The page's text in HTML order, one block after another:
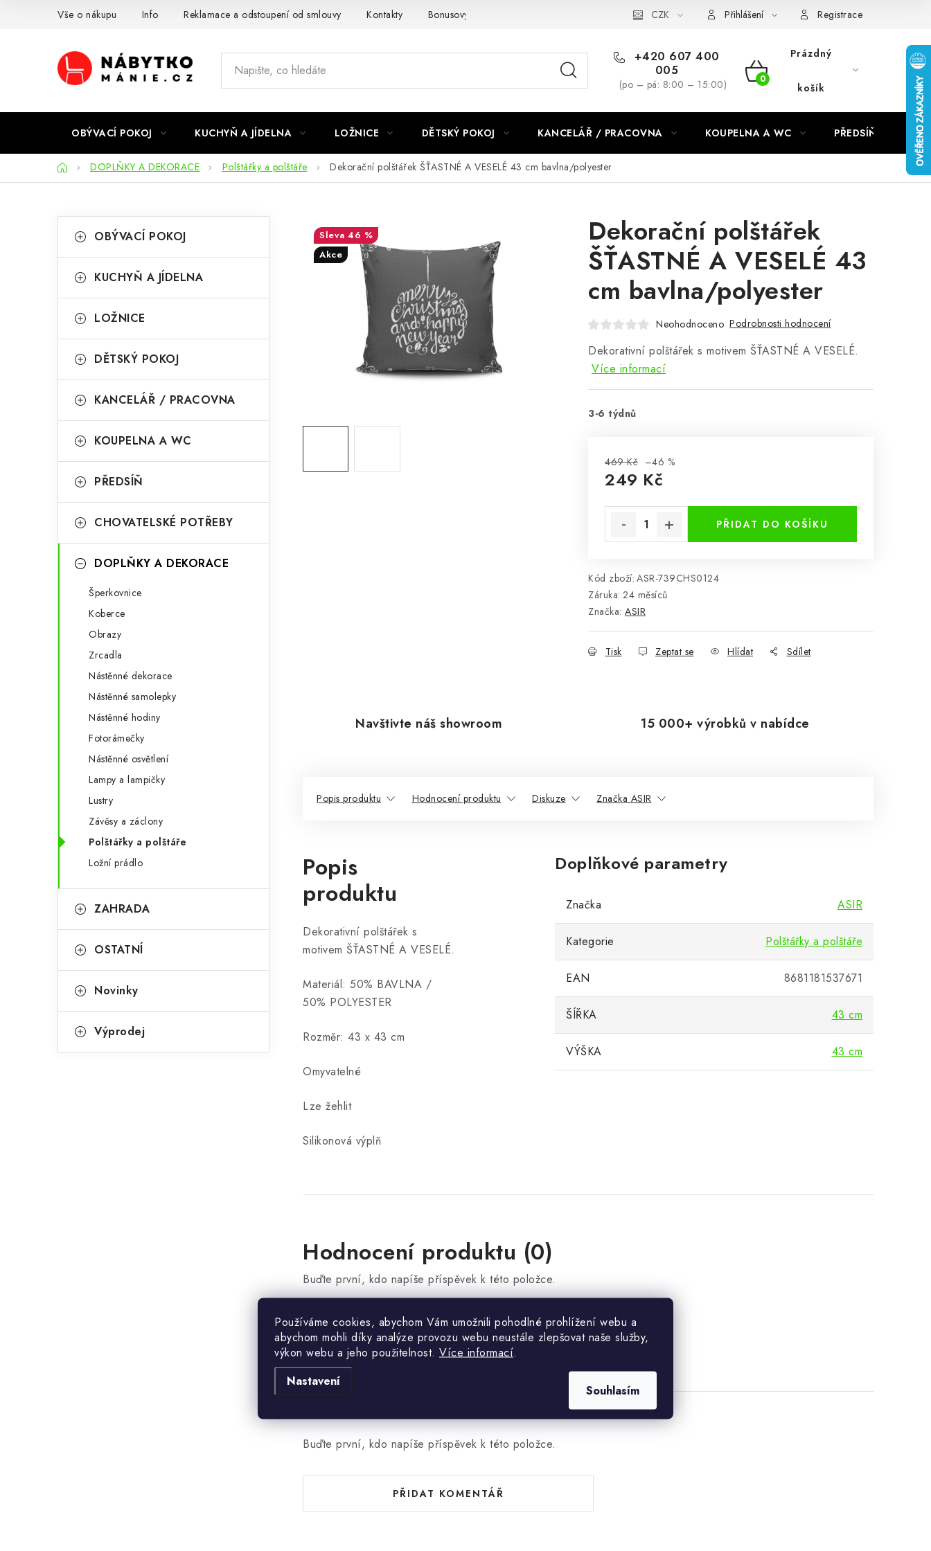
Používáme cookies, abychom Vám umožnili pohodlné prohlížení webu a
abychom mohli díky analýze provozu webu neustále zlepšovat naše služby,
výkon webu a jeho použitelnost. Více informací.
Nastavení
Souhlasím
Vše o nákupu Info Reklamace a odstoupení od smlouvy Kontakty Bonusový program NBM+ CZK Přihlášení Registrace
+420 607 400
005
(po – pá: 8:00 – 15:00)
NÁKUPNÍ
Prázdný
košík
OBÝVACÍ POKOJ KUCHYŇ A JÍDELNA LOŽNICE DĚTSKÝ POKOJ KANCELÁŘ / PRACOVNA KOUPELNA A WC PŘEDSÍŇ
DomůDOPLŇKY A DEKORACE Polštářky a polštáře Dekorační polštářek ŠŤASTNÉ A VESELÉ 43 cm bavlna/polyester
o
t
r
n
n
p
e
kategorie
a
e
o
i
OBÝVACÍ POKOJ
KUCHYŇ A JÍDELNA
LOŽNICE
DĚTSKÝ POKOJ
KANCELÁŘ / PRACOVNA
KOUPELNA A WC
PŘEDSÍŇ
CHOVATELSKÉ POTŘEBY
DOPLŇKY A DEKORACE
Šperkovnice
Koberce
Obrazy
Zrcadla
Nástěnné dekorace
Nástěnné samolepky
Nástěnné hodiny
Fotorámečky
Nástěnné osvětlení
Lampy a lampičky
Lustry
Závěsy a záclony
Polštářky a polštáře
Ložní prádlo
ZAHRADA
OSTATNÍ
Novinky
Výprodej
Dekorační polštářek
ŠŤASTNÉ A VESELÉ 43
cm bavlna/polyester
Neohodnoceno Podrobnosti hodnocení
Dekorativní polštářek s motivem ŠŤASTNÉ A VESELÉ.
Více informací
3-6 týdnů
469 Kč –46 %
249 Kč
PŘIDAT DO KOŠÍKU
Kód zboží: ASR-739CHS0124
Záruka: 24 měsíců
Značka: ASIR
Tisk Zeptat se Hlídat Sdílet
46 %
Akce
Navštivte náš showroom 15 000+ výrobků v nabídce
Popis produktu Hodnocení produktu Diskuze Značka ASIR
Popis
produktu
Dekorativní polštářek s
motivem ŠŤASTNÉ A VESELÉ.
Materiál: 50% BAVLNA /
50% POLYESTER
Rozměr: 43 x 43 cm
Omyvatelné
Lze žehlit
Silikonová výplň
Doplňkové parametry
Značka ASIR
Kategorie Polštářky a polštáře
EAN 8681181537671
ŠÍŘKA 43 cm
VÝŠKA 43 cm
Hodnocení produktu (0)
Buďte první, kdo napíše příspěvek k této položce.
PŘIDAT HODNOCENÍ
Buďte první, kdo napíše příspěvek k této položce.
PŘIDAT KOMENTÁŘ